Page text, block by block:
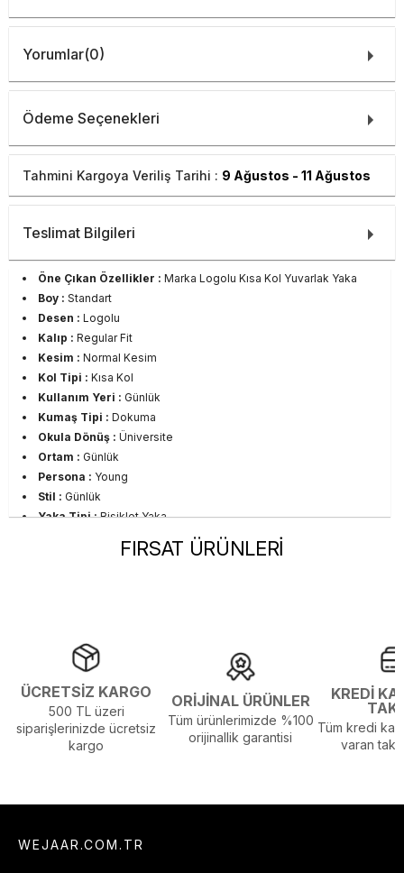
Yorumlar(0)
Ödeme Seçenekleri
Tahmini Kargoya Veriliş Tarihi : 9 Ağustos - 11 Ağustos
Teslimat Bilgileri
Öne Çıkan Özellikler : Marka Logolu Kısa Kol Yuvarlak Yaka
Boy : Standart
Desen : Logolu
Kalıp : Regular Fit
Kesim : Normal Kesim
Kol Tipi : Kısa Kol
Kullanım Yeri : Günlük
Kumaş Tipi : Dokuma
Okula Dönüş : Üniversite
Ortam : Günlük
Persona : Young
Stil : Günlük
Yaka Tipi :Bisiklet Yaka
Yetişkin
FIRSAT ÜRÜNLERİ
ÜCRETSİZ KARGO
500 TL üzeri
siparişlerinizde ücretsiz
kargo
ORİJİNAL ÜRÜNLER
Tüm ürünlerimizde %100
orijinallik garantisi
KREDİ
Tüm kredi
varan
WEJAAR.COM.TR